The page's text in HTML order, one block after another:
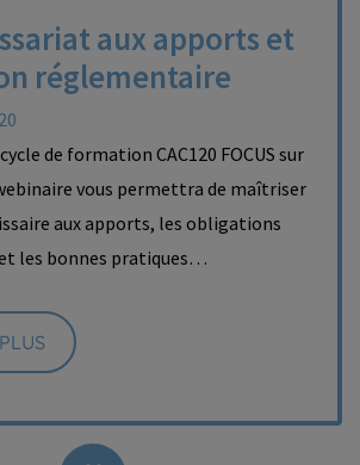
aux apports et
réglementaire
de formation CAC120 FOCUS sur
vous permettra de maîtriser
aux apports, les obligations
les bonnes pratiques…